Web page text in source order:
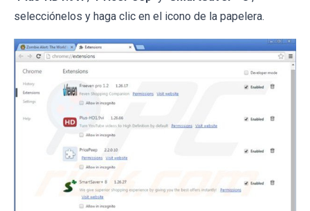
selecciónelos y haga clic en el icono de la papelera.